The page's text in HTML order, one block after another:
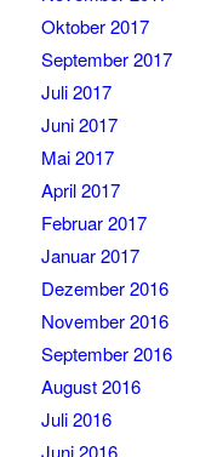
Oktober 2017
September 2017
Juli 2017
Juni 2017
Mai 2017
April 2017
Februar 2017
Januar 2017
Dezember 2016
November 2016
September 2016
August 2016
Juli 2016
Juni 2016